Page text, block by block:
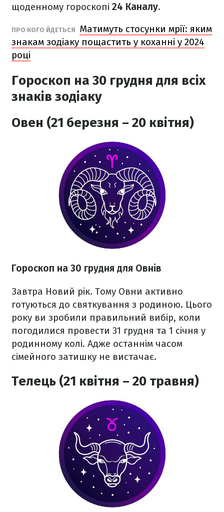
щоденному гороскопі 24 Каналу.
ПРО КОГО ЙДЕТЬСЯ
Матимуть стосунки мрії: яким
знакам зодіаку пощастить у коханні у 2024
році
Гороскоп на 30 грудня для всіх
знаків зодіаку
Овен (21 березня – 20 квітня)
Гороскоп на 30 грудня для Овнів
Завтра Новий рік. Тому Овни активно
готуються до святкування з родиною. Цього
року ви зробили правильний вибір, коли
погодилися провести 31 грудня та 1 січня у
родинному колі. Адже останнім часом
сімейного затишку не вистачає.
Телець (21 квітня – 20 травня)